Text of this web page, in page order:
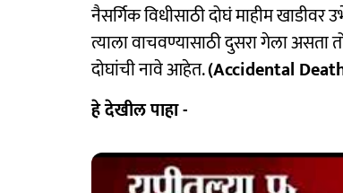
नैसर्गिक विधीसाठी दोघं माहीम
त्याला वाचवण्यासाठी दुसरा गेला
दोघांची नावे आहेत.(Accidental
हे देखील पाहा -